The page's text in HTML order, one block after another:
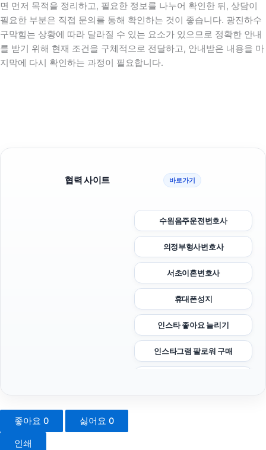
면 먼저 목적을 정리하고, 필요한 정보를 나누어 확인한 뒤, 상담이
필요한 부분은 직접 문의를 통해 확인하는 것이 좋습니다. 광진하수
구막힘는 상황에 따라 달라질 수 있는 요소가 있으므로 정확한 안내
를 받기 위해 현재 조건을 구체적으로 전달하고, 안내받은 내용을 마
지막에 다시 확인하는 과정이 필요합니다.
협력 사이트 바로가기
수원음주운전변호사
의정부형사변호사
서초이혼변호사
휴대폰성지
인스타 좋아요 늘리기
인스타그램 팔로워 구매
좋아요 0 싫어요 0
인쇄